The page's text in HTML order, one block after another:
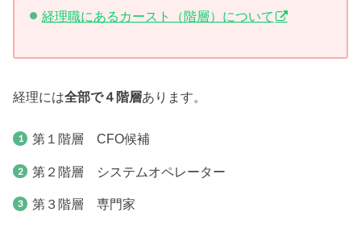
経理職にあるカースト（階層）について
経理には全部で４階層あります。
第１階層 CFO候補
第２階層 システムオペレーター
第３階層 専門家